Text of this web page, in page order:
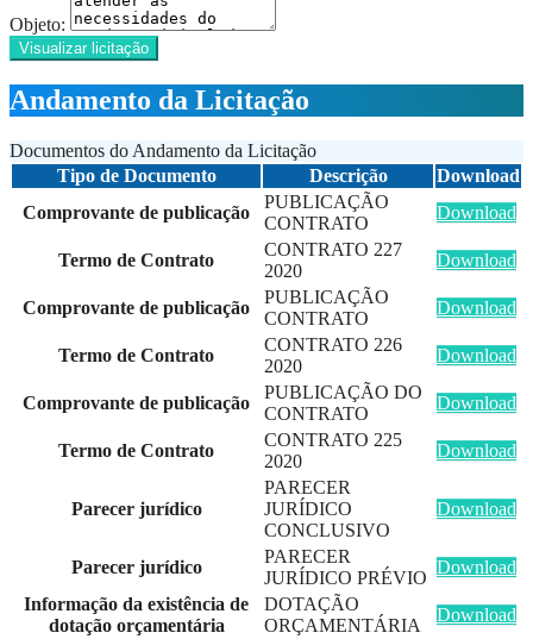
Objeto:
Visualizar licitação
Andamento da Licitação
Documentos do Andamento da Licitação
Tipo de Documento
Descrição
Download
Comprovante de publicação
PUBLICAÇÃO
CONTRATO
Download
Termo de Contrato
CONTRATO 227
2020
Download
Comprovante de publicação
PUBLICAÇÃO
CONTRATO
Download
Termo de Contrato
CONTRATO 226
2020
Download
Comprovante de publicação
PUBLICAÇÃO DO
CONTRATO
Download
Termo de Contrato
CONTRATO 225
2020
Download
Parecer jurídico
PARECER
JURÍDICO
CONCLUSIVO
Download
Parecer jurídico
PARECER
JURÍDICO PRÉVIO
Download
Informação da existência de
dotação orçamentária
DOTAÇÃO
ORÇAMENTÁRIA
Download